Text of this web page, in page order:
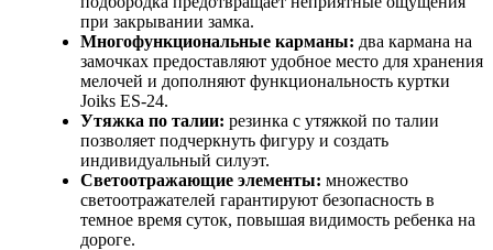
при закрывании замка.
Многофункциональные карманы: два кармана на
замочках предоставляют удобное место для хранения
мелочей и дополняют функциональность куртки
Joiks ES-24.
Утяжка по талии: резинка с утяжкой по талии
позволяет подчеркнуть фигуру и создать
индивидуальный силуэт.
Светоотражающие элементы: множество
светоотражателей гарантируют безопасность в
темное время суток, повышая видимость ребенка на
дороге.